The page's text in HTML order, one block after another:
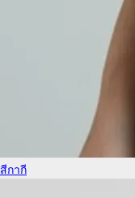
สีกากี